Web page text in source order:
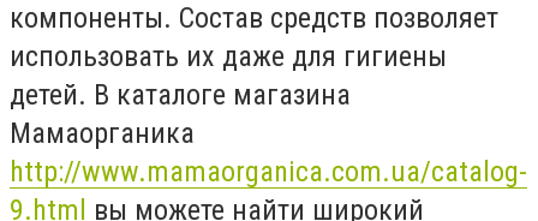
компоненты. Состав средств позволяет
использовать их даже для гигиены
детей. В каталоге магазина
Мамаорганика
http://www.mamaorganica.com.ua/catalog-
9.html вы можете найти широкий